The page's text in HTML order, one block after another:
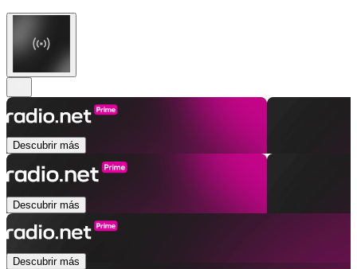
Descubrir más
Descubrir más
Descubrir más